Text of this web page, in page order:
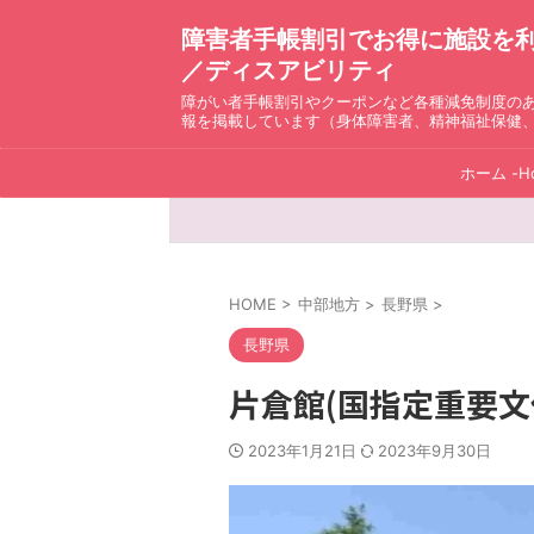
障害者手帳割引でお得に施設を
／ディスアビリティ
障がい者手帳割引やクーポンなど各種減免制度の
報を掲載しています（身体障害者、精神福祉保健
ホーム -
HOME > 中部地方 > 長野県 >
長野県
片倉館(国指定重要
2023年1月21日 2023年9月30日